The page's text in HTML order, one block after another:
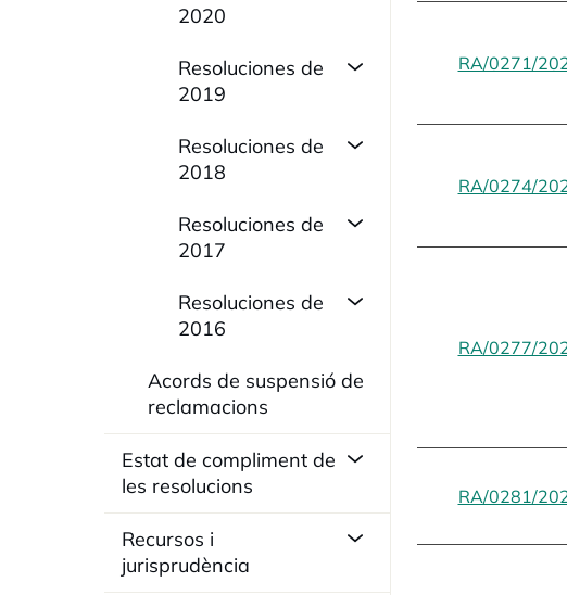
2020
Resoluciones de
2019
Resoluciones de
2018
Resoluciones de
2017
Resoluciones de
2016
Acords de suspensió de
reclamacions
Estat de compliment de
les resolucions
Recursos i
jurisprudència
RA/0271/
RA/0274/
RA/0277/
RA/0281/